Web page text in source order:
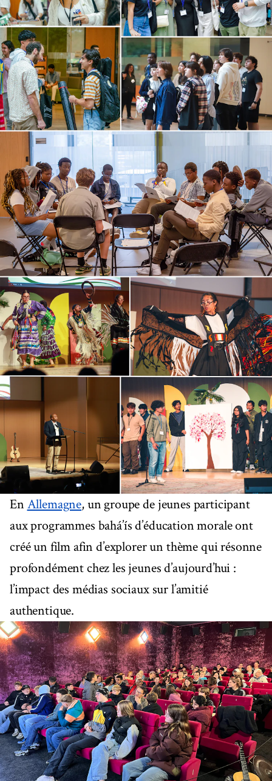
En Allemagne, un groupe de jeunes participant
aux programmes bahá’ís d’éducation morale ont
créé un film afin d’explorer un thème qui résonne
profondément chez les jeunes d’aujourd’hui :
l’impact des médias sociaux sur l’amitié
authentique.